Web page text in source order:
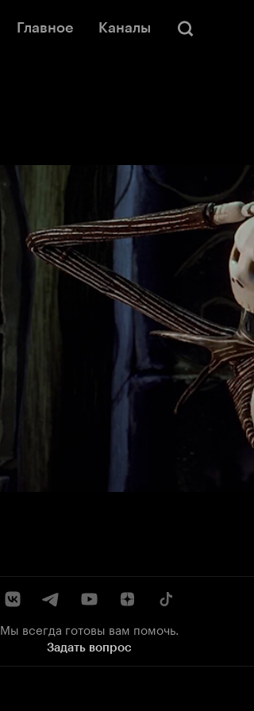
Главное Каналы
Мы всегда готовы вам помочь.
Задать вопрос